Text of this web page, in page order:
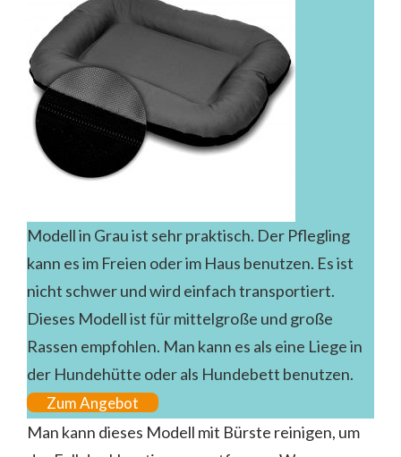
Modell in Grau ist sehr praktisch. Der Pflegling
kann es im Freien oder im Haus benutzen. Es ist
nicht schwer und wird einfach transportiert.
Dieses Modell ist für mittelgroße und große
Rassen empfohlen. Man kann es als eine Liege in
der Hundehütte oder als Hundebett benutzen.
Zum Angebot
Man kann dieses Modell mit Bürste reinigen, um